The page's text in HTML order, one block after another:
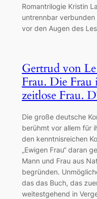
Romantrilogie Kristin
untrennbar
vor den Augen des
Gertrud von
Frau. Die
zeitlose Frau.
Die große deutsche
berühmt vor allem für
den kenntnisreichen
„Ewigen Frau“ daran
Mann und Frau aus
begründen.
das das Buch, das
weitestgehend in